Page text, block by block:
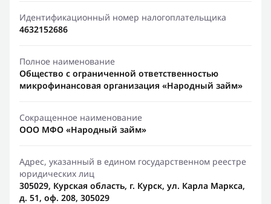
Идентификационный номер налогоплательщика
4632152686
Полное наименование
Общество с ограниченной ответственностью
микрофинансовая организация «Народный займ»
Сокращенное наименование
ООО МФО «Народный займ»
Адрес, указанный в едином государственном реестре
юридических лиц
305029, Курская область, г. Курск, ул. Карла Маркса,
д. 51, оф. 208, 305029